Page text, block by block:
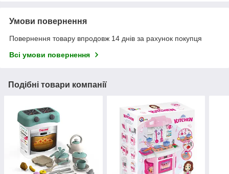
Умови повернення
Повернення товару впродовж 14 днів за рахунок покупця
Всі умови повернення
Подібні товари компанії